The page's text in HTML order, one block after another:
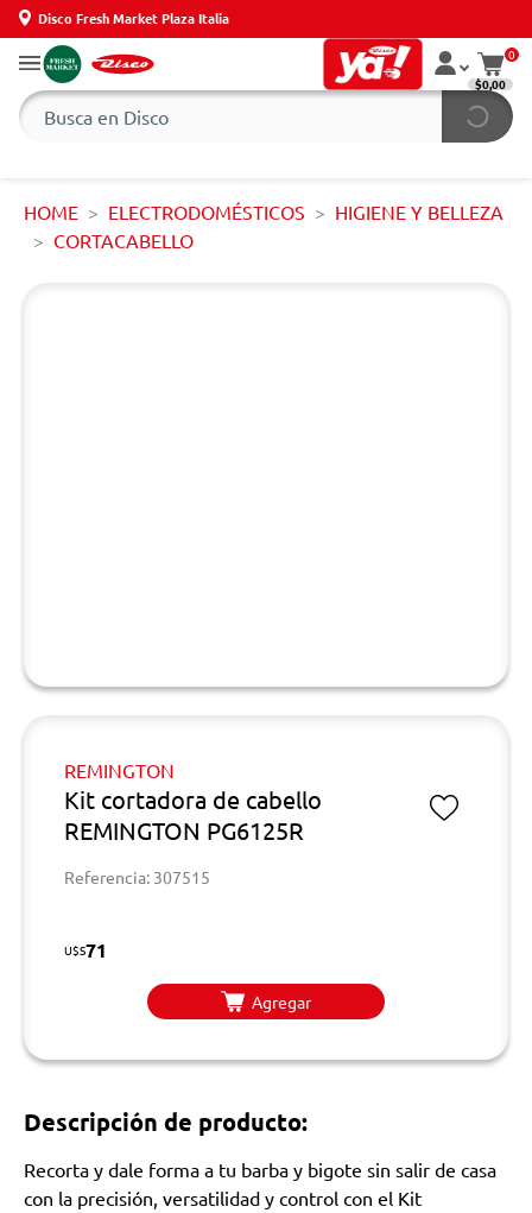
Disco Fresh Market Plaza Italia
0
$0,00
HOME ELECTRODOMÉSTICOS
HIGIENE Y BELLEZA
CORTACABELLO
REMINGTON
Kit cortadora de cabello
REMINGTON PG6125R
Referencia: 307515
U$S71
Agregar
Descripción de producto:
Recorta y dale forma a tu barba y bigote sin salir de casa
con la precisión, versatilidad y control con el Kit